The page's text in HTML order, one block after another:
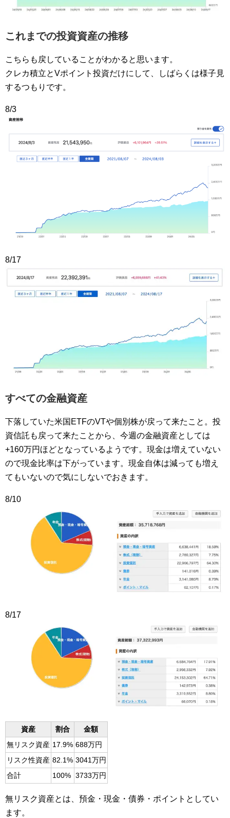
これまでの投資資産の推移
こちらも戻していることがわかると思います。
クレカ積立とVポイント投資だけにして、しばらくは様子見
するつもりです。
8/3
8/17
すべての金融資産
下落していた米国ETFのVTや個別株が戻って来たこと。投
資信託も戻って来たことから、今週の金融資産としては
+160万円ほどとなっているようです。現金は増えていない
ので現金比率は下がっています。現金自体は減っても増え
てもいないので気にしないでおきます。
8/10
8/17
資産 割合
金額
無リスク資産 17.9% 688万円
リスク性資産 82.1% 3041万円
合計
100% 3733万円
無リスク資産とは、預金・現金・債券・ポイントとしてい
ます。